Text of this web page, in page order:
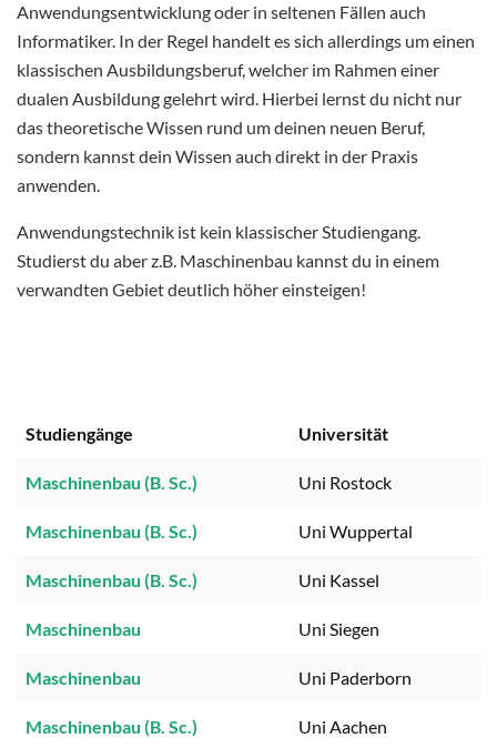
Anwendungsentwicklung oder in seltenen Fällen auch
Informatiker. In der Regel handelt es sich allerdings um einen
klassischen Ausbildungsberuf, welcher im Rahmen einer
dualen Ausbildung gelehrt wird. Hierbei lernst du nicht nur
das theoretische Wissen rund um deinen neuen Beruf,
sondern kannst dein Wissen auch direkt in der Praxis
anwenden.
Anwendungstechnik ist kein klassischer Studiengang.
Studierst du aber z.B. Maschinenbau kannst du in einem
verwandten Gebiet deutlich höher einsteigen!
Studiengänge Universität
Maschinenbau (B. Sc.) Uni Rostock
Maschinenbau (B. Sc.) Uni Wuppertal
Maschinenbau (B. Sc.) Uni Kassel
Maschinenbau Uni Siegen
Maschinenbau Uni Paderborn
Maschinenbau (B. Sc.) Uni Aachen